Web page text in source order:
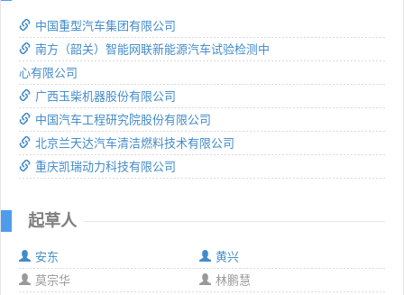
中国重型汽车集团有限公司
南方（韶关）智能网联新能源汽车试验检测中
心有限公司
广西玉柴机器股份有限公司
中国汽车工程研究院股份有限公司
北京兰天达汽车清洁燃料技术有限公司
重庆凯瑞动力科技有限公司
起草人
安东
黄兴
莫宗华
林鹏慧